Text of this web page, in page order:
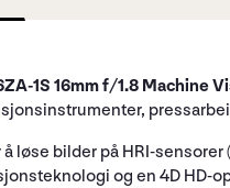
1S 16mm f/1.8 Machine
løse bilder på HRI-
og en 4D HD-